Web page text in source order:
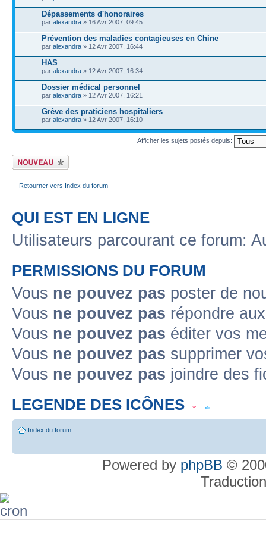
Dépassements d'honoraires
par alexandra » 16 Avr 2007, 09:45
Prévention des maladies contagieuses en Chine
par alexandra » 12 Avr 2007, 16:44
HAS
par alexandra » 12 Avr 2007, 16:34
Dossier médical personnel
par alexandra » 12 Avr 2007, 16:21
Grève des praticiens hospitaliers
par alexandra » 12 Avr 2007, 16:10
Afficher les sujets postés depuis:
Écrire un nouveau
sujet
Retourner vers Index du forum
QUI EST EN LIGNE
Utilisateurs parcourant ce forum:
PERMISSIONS DU FORUM
Vous ne pouvez pas poster de
Vous ne pouvez pas répondre
Vous ne pouvez pas éditer vos
Vous ne pouvez pas supprimer
Vous ne pouvez pas joindre des
LEGENDE DES ICÔNES
Sujet non lu dans
Index du forum
Powered by phpBB ©